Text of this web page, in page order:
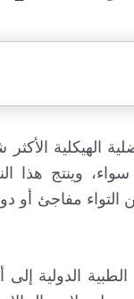
الهيكلية
وينتج هذا
مفاجئ أو
الدولية